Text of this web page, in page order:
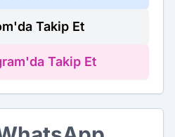
Takip Et
Takip Et